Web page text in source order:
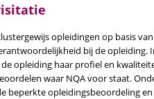
opleidingen op basis
bij de opleiding.
opleiding haar profiel en
waar NQA voor staat.
beperkte opleidingsbeoordeling